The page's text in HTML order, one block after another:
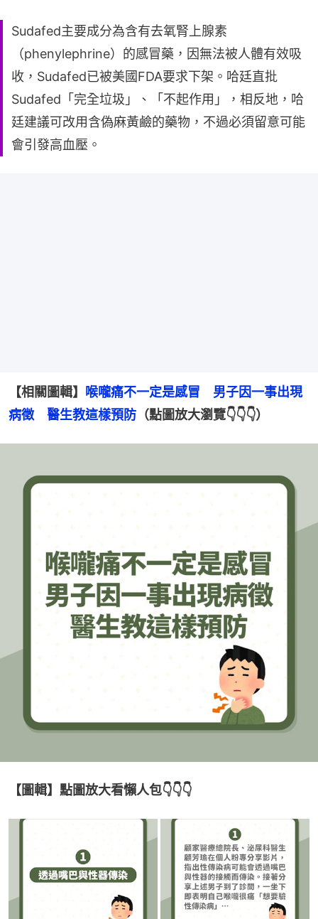
Sudafed主要成分為含有去氧腎上腺素
（phenylephrine）的感冒藥，因無法被人體有效吸
收，Sudafed已被美國FDA要求下架。哈廷直批
Sudafed「完全垃圾」、「不起作用」，相反地，哈
廷建議可改用含偽麻黃鹼的藥物，不過必須留意可能
會引發高血壓。
【相關圖輯】 喉嚨痛不一定是感冒　男子因一事出現
病徵　醫生教這樣預防 （點圖放大瀏覽👇👇👇）
【圖輯】點圖放大看懶人包👇👇👇